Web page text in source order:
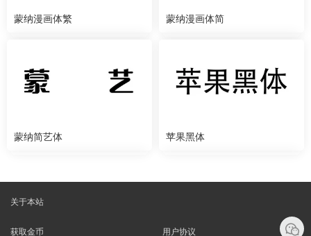
蒙纳漫画体繁 蒙纳漫画体简
蒙纳简艺体 苹果黑体
关于本站
获取金币 用户协议